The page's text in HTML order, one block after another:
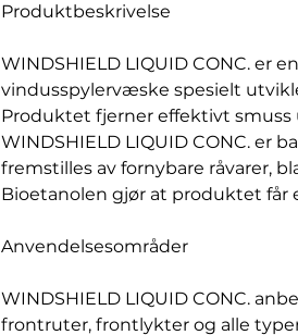
Produktbeskrivelse
WINDSHIELD LIQUID CONC. er
vindusspylervæske spesielt
Produktet fjerner effektivt smuss
WINDSHIELD LIQUID CONC. er
fremstilles av fornybare råvarer,
Bioetanolen gjør at produktet får
Anvendelsesområder
WINDSHIELD LIQUID CONC.
frontruter, frontlykter og alle